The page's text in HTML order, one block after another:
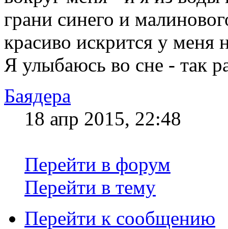
грани синего и
красиво искрится у меня
Я улыбаюсь во сне - так
Баядера
18 апр 2015, 22:48
Перейти в форум
Перейти в тему
Перейти к сообщению